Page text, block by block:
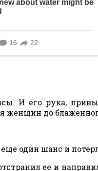
И его рука,
женщин до
один шанс и
ее и